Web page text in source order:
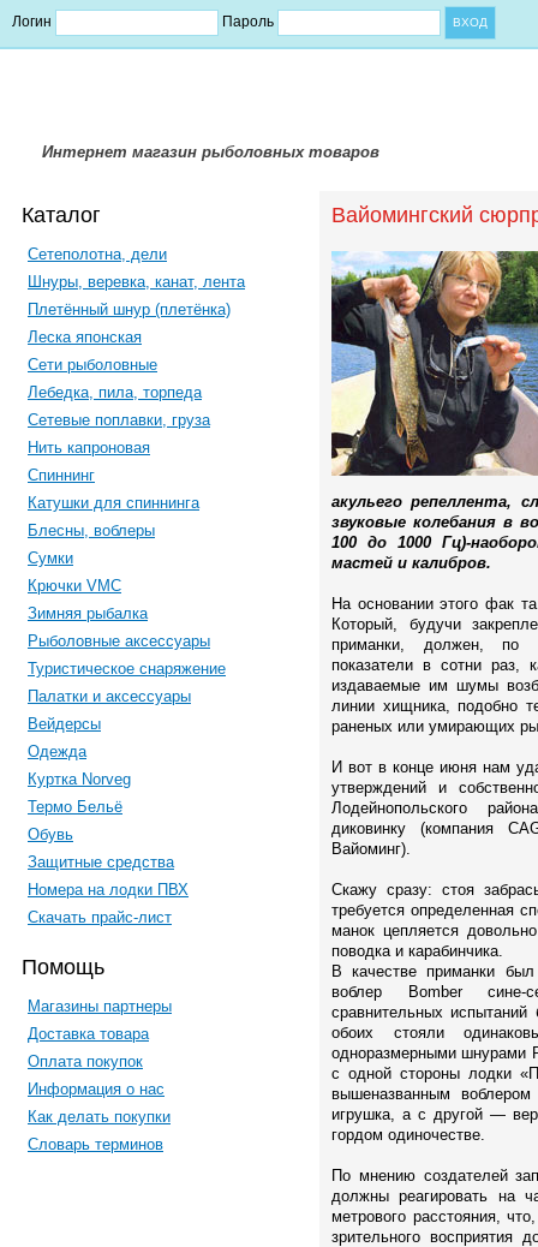
Логин Пароль
Интернет магазин рыболовных товаров
Каталог
Сетеполотна, дели
Шнуры, веревка, канат, лента
Плетённый шнур (плетёнка)
Леска японская
Сети рыболовные
Лебедка, пила, торпеда
Сетевые поплавки, груза
Нить капроновая
Спиннинг
Катушки для спиннинга
Блесны, воблеры
Сумки
Крючки VMC
Зимняя рыбалка
Рыболовные аксессуары
Туристическое снаряжение
Палатки и аксессуары
Вейдерсы
Одежда
Куртка Norveg
Термо Бельё
Обувь
Защитные средства
Номера на лодки ПВХ
Скачать прайс-лист
Помощь
Магазины партнеры
Доставка товара
Оплата покупок
Информация о нас
Как делать покупки
Словарь терминов
Вайомингский
акульего репеллента,
звуковые колебания в
100 до 1000 Гц)-
мастей и калибров.
На основании этого фак
Который, будучи
приманки, должен, по
показатели в сотни
издаваемые им шумы
линии хищника, подобно
раненых или умирающих
И вот в конце июня нам
утверждений и
Лодейнопольского
диковинку (компания
Вайоминг).
Скажу сразу: стоя
требуется определенная
манок цепляется
поводка и карабинчика.
В качестве приманки был
воблер Bomber сине-
сравнительных
обоих стояли
одноразмерными шнурами
с одной стороны лодки
вышеназванным
игрушка, а с другой —
гордом одиночестве.
По мнению создателей
должны реагировать на
метрового расстояния,
зрительного восприятия